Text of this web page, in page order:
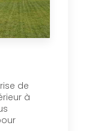
de
à